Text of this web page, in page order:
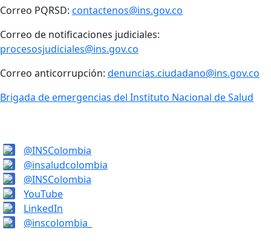
Correo PQRSD: contactenos@ins.gov.co
Correo de notificaciones judiciales:
procesosjudiciales@ins.gov.co
Correo anticorrupción: denuncias.ciudadano@ins.gov.co
Brigada de emergencias del Instituto Nacional de Salud
@INSColombia
@insaludcolombia
@INSColombia
YouTube
LinkedIn
@inscolombia_